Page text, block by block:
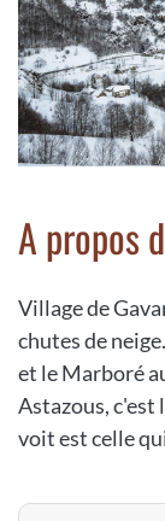
A propos
Village de
chutes de
et le Marboré
Astazous, c'est
voit est celle